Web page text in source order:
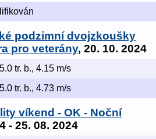
podzimní dvojzkoušky
pro veterány, 20. 10. 2024
tr. b., 4.15 m/s
tr. b., 4.73 m/s
víkend - OK - Noční
- 25. 08. 2024